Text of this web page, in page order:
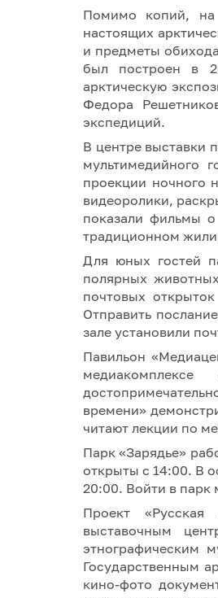
Помимо копий, на
настоящих
и предметы
был построен в
арктическую
Федора
экспедиций.
В центре выставки
мультимедийного
проекции ночного
видеоролики,
показали фильмы
традиционном
Для юных гостей
полярных
почтовых
Отправить
зале установили
Павильон
времени»
читают лекции по
Парк «Зарядье»
открыты с 14:00. В
20:00. Войти в парк
Проект «Русская
выставочным
этнографическим
Государственным
кино-фото